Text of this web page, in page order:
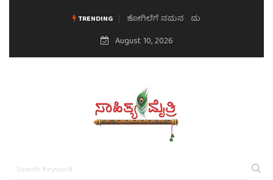
TRENDING ಮನಸಿನ ಸವಿಭಾವ
August 10, 2026